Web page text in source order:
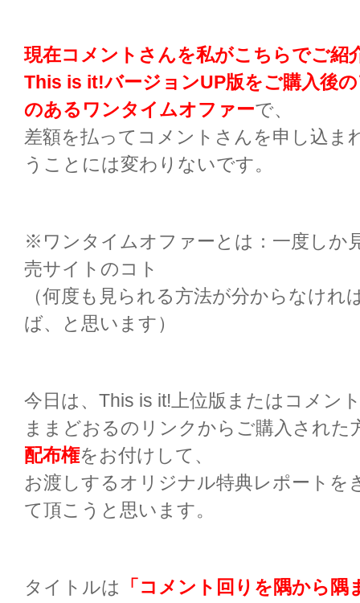
現在コメントさんを私がこちらでご紹
This is it!バージョンUP版をご購入後
のあるワンタイムオファーで、
差額を払ってコメントさんを申し込ま
うことには変わりないです。
※ワンタイムオファーとは：一度しか
売サイトのコト
（何度も見られる方法が分からなけれ
ば、と思います）
今日は、This is it!上位版またはコメン
ままどおるのリンクからご購入された
配布権をお付けして、
お渡しするオリジナル特典レポートを
て頂こうと思います。
タイトルは
「コメント回りを隅から